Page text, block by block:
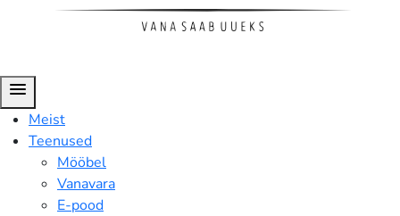
menu
Meist
Teenused
Mööbel
Vanavara
E-pood